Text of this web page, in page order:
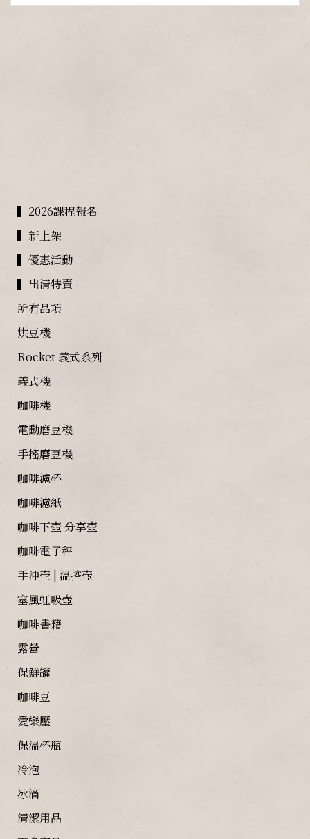
▍2026課程報名
▍新上架
▍優惠活動
▍出清特賣
所有品項
烘豆機
Rocket 義式系列
義式機
咖啡機
電動磨豆機
手搖磨豆機
咖啡濾杯
咖啡濾紙
咖啡下壺 分享壺
咖啡電子秤
手沖壺 | 溫控壺
塞風虹吸壺
咖啡書籍
露營
保鮮罐
咖啡豆
愛樂壓
保溫杯瓶
冷泡
冰滴
清潔用品